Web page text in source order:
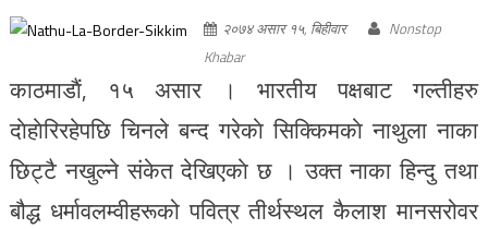
२०७४ असार १५, बिहीवार
Nonstop
Khabar
काठमाडाैं, १५ असार । भारतीय पक्षबाट गल्तीहरु
दाेहाेरिरहेपछि चिनले बन्द गरेकाे सिक्किमकाे नाथुला नाका
छिट्टै नखुल्ने संकेत देखिएकाे छ । उक्त नाका हिन्दु तथा
बौद्ध धर्मावलम्वीहरूको पवित्र तीर्थस्थल कैलाश मानसरोवर